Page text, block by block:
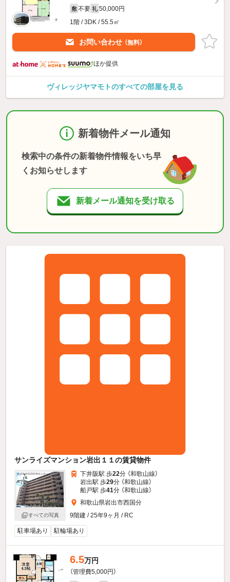
敷 不要 礼 50,000円
1階 / 3DK / 55.5㎡
お問い合わせ （無料）
ほか提供
ヴィレッジヤマモトのすべての部屋を見る
新着物件メール通知
検索中の条件の新着物件情報をいち早
くお知らせします
新着メール通知を受け取る
サンライズマンション岩出１１の賃貸物件
すべての写真
下井阪駅 歩22分 （和歌山線）
岩出駅 歩29分 （和歌山線）
船戸駅 歩41分 （和歌山線）
和歌山県岩出市西国分
9階建 / 25年9ヶ月 / RC
駐車場あり 駐輪場あり
6.5万円
（管理費5,000円）